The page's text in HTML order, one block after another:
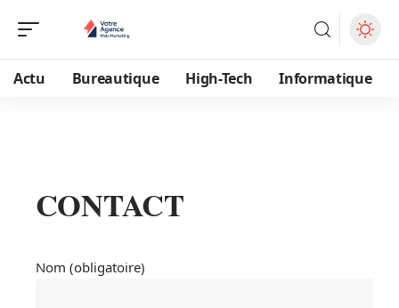
Actu Bureautique High-Tech Informatique
CONTACT
Nom (obligatoire)